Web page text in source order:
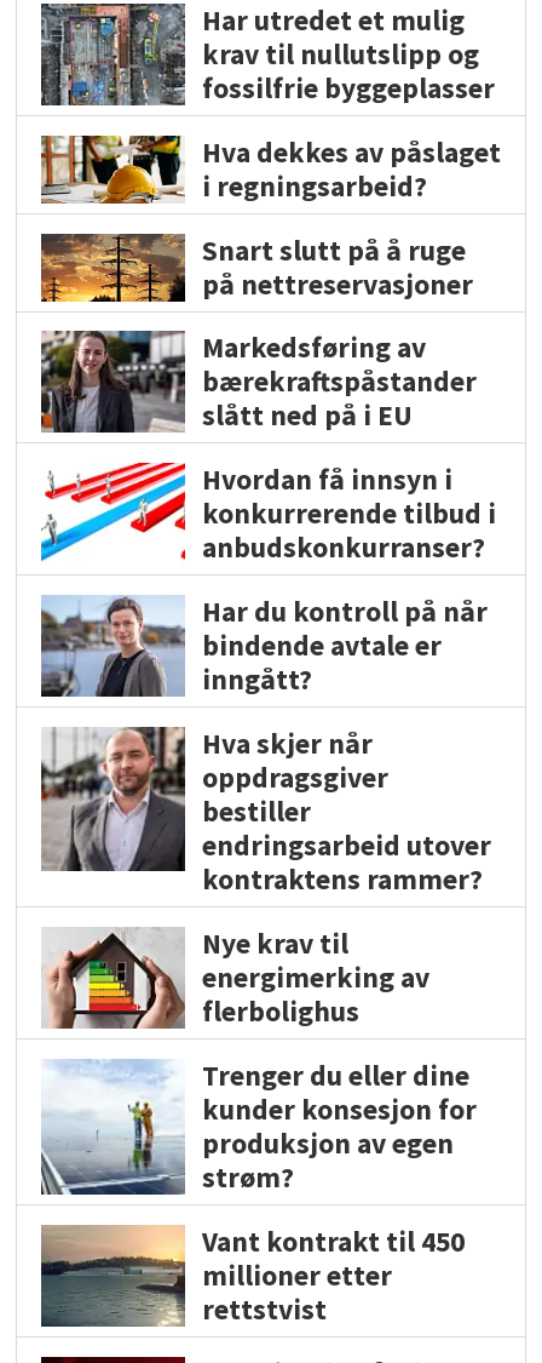
Har utredet et mulig
krav til nullutslipp og
fossilfrie byggeplasser
Hva dekkes av påslaget
i regningsarbeid?
Snart slutt på å ruge
på nettreservasjoner
Markedsføring av
bærekraftspåstander
slått ned på i EU
Hvordan få innsyn i
konkurrerende tilbud i
anbudskonkurranser?
Har du kontroll på når
bindende avtale er
inngått?
Hva skjer når
oppdragsgiver
bestiller
endringsarbeid utover
kontraktens rammer?
Nye krav til
energimerking av
flerbolighus
Trenger du eller dine
kunder konsesjon for
produksjon av egen
strøm?
Vant kontrakt til 450
millioner etter
rettstvist